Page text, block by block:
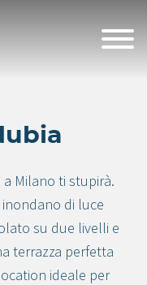
Milano ti stupirà.
di luce
su due livelli e
terrazza perfetta
ideale per